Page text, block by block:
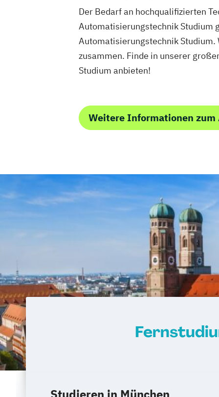
Wirtschaftsingenieurwesen
Wirtschaftsingenieurwesen
Erneuerbaren Energien
Wirtschaftspsychologie
Der Bedarf an hochqualifizierten
Automatisierungstechnik Studium
Automatisierungstechnik Studium.
zusammen. Finde in unserer
Studium anbieten!
Weitere Informationen